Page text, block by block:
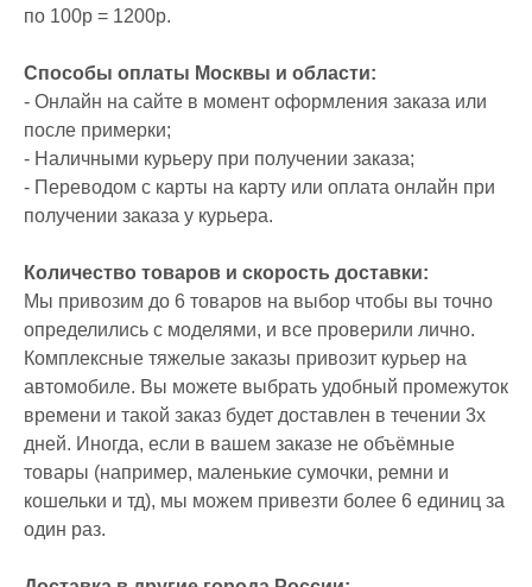
по 100р = 1200р.
Способы оплаты Москвы и области:
- Онлайн на сайте в момент оформления заказа или
после примерки;
- Наличными курьеру при получении заказа;
- Переводом с карты на карту или оплата онлайн при
получении заказа у курьера.
Количество товаров и скорость доставки:
Мы привозим до 6 товаров на выбор чтобы вы точно
определились с моделями, и все проверили лично.
Комплексные тяжелые заказы привозит курьер на
автомобиле. Вы можете выбрать удобный промежуток
времени и такой заказ будет доставлен в течении 3х
дней. Иногда, если в вашем заказе не объёмные
товары (например, маленькие сумочки, ремни и
кошельки и тд), мы можем привезти более 6 единиц за
один раз.